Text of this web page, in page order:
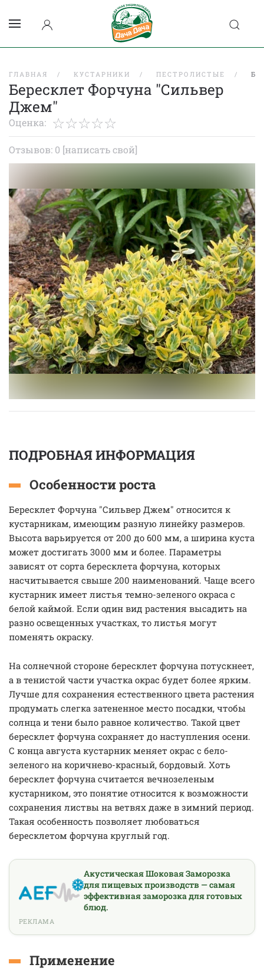
ГЛАВНАЯ КУСТАРНИКИ ПЕСТРОЛИСТЫЕ
Бересклет Форчуна "Сильвер
Джем"
Оценка:
Отзывов: 0 [написать свой]
ПОДРОБНАЯ ИНФОРМАЦИЯ
Особенности роста
Бересклет Форчуна "Сильвер Джем" относится к
кустарникам, имеющим разную линейку размеров.
Высота варьируется от 200 до 600 мм, а ширина куста
может достигать 3000 мм и более. Параметры
зависят от сорта бересклета форчуна, которых
насчитывается свыше 200 наименований. Чаще всего
кустарник имеет листья темно-зеленого окраса с
белой каймой. Если один вид растения высадить на
разно освещенных участках, то листья могут
поменять окраску.
На солнечной стороне бересклет форчуна потускнеет,
а в тенистой части участка окрас будет более ярким.
Лучше для сохранения естественного цвета растения
продумать слегка затененное место посадки, чтобы
солнца и тени было равное количество. Такой цвет
бересклет форчуна сохраняет до наступления осени.
С конца августа кустарник меняет окрас с бело-
зеленого на коричнево-красный, бордовый. Хоть
бересклет форчуна считается вечнозеленым
кустарником, это понятие относится к возможности
сохранения листвы на ветвях даже в зимний период.
Такая особенность позволяет любоваться
бересклетом форчуна круглый год.
Акустическая Шоковая Заморозка
для пищевых производств — самая
эффективная заморозка для готовых
блюд.
РЕКЛАМА
Применение